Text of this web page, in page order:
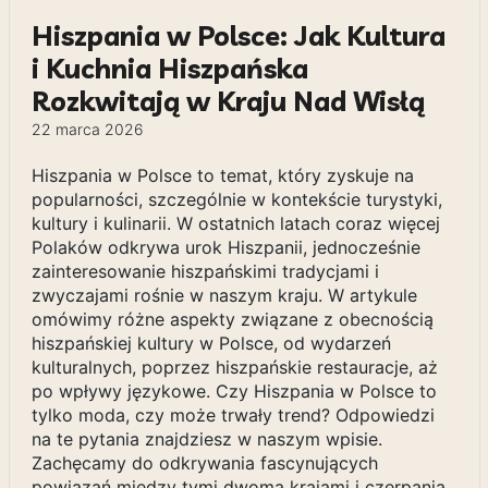
Hiszpania w Polsce: Jak Kultura
i Kuchnia Hiszpańska
Rozkwitają w Kraju Nad Wisłą
22 marca 2026
Hiszpania w Polsce to temat, który zyskuje na
popularności, szczególnie w kontekście turystyki,
kultury i kulinarii. W ostatnich latach coraz więcej
Polaków odkrywa urok Hiszpanii, jednocześnie
zainteresowanie hiszpańskimi tradycjami i
zwyczajami rośnie w naszym kraju. W artykule
omówimy różne aspekty związane z obecnością
hiszpańskiej kultury w Polsce, od wydarzeń
kulturalnych, poprzez hiszpańskie restauracje, aż
po wpływy językowe. Czy Hiszpania w Polsce to
tylko moda, czy może trwały trend? Odpowiedzi
na te pytania znajdziesz w naszym wpisie.
Zachęcamy do odkrywania fascynujących